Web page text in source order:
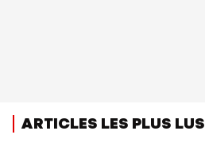
ARTICLES LES PLUS LUS